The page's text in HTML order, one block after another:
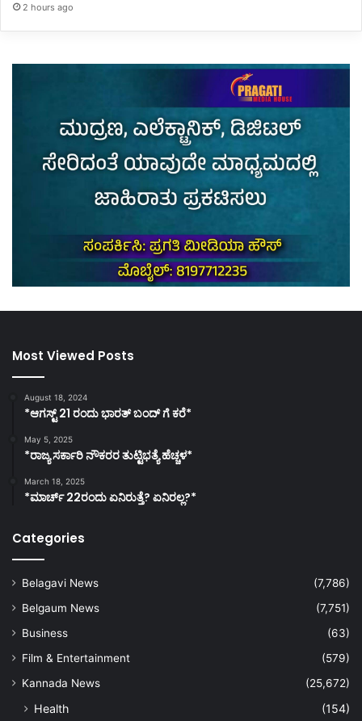
2 hours ago
Most Viewed Posts
August 18, 2024
*ಆಗಸ್ಟ್ 21 ರಂದು ಭಾರತ್‌ ಬಂದ್‌ ಗೆ ಕರೆ*
May 5, 2025
*ರಾಜ್ಯ ಸರ್ಕಾರಿ ನೌಕರರ ತುಟ್ಟಿಭತ್ಯೆ ಹೆಚ್ಚಳ*
March 18, 2025
*ಮಾರ್ಚ್ 22ರಂದು ಏನಿರುತ್ತೆ? ಏನಿರಲ್ಲ?*
Categories
Belagavi News
(7,786)
Belgaum News
(7,751)
Business
(63)
Film & Entertainment
(579)
Kannada News
(25,672)
Health (154)